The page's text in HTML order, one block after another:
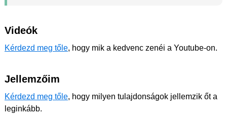
Videók
Kérdezd meg tőle, hogy mik a kedvenc zenéi a Youtube-on.
Jellemzőim
Kérdezd meg tőle, hogy milyen tulajdonságok jellemzik őt a
leginkább.